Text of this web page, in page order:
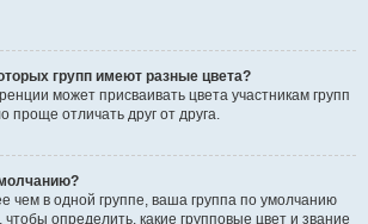
групп имеют разные цвета?
может присваивать цвета участникам групп
проще отличать друг от друга.
чем в одной группе, ваша группа по умолчанию
чтобы определить, какие групповые цвет и звание